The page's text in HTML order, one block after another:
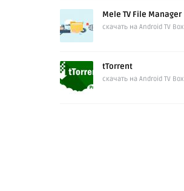
Mele TV File Manager
скачать на Android TV Box
tTorrent
скачать на Android TV Box